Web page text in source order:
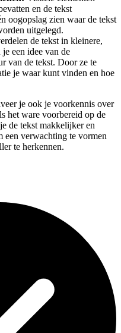
en de tekst
oogopslag zien waar de tekst
uitgelegd.
de tekst in kleinere,
een idee van de
van de tekst. Door ze te
je waar kunt vinden en hoe
je ook je voorkennis over
het ware voorbereid op de
de tekst makkelijker en
een verwachting te vormen
te herkennen.